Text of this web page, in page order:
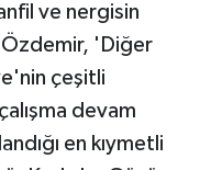
ve nergisin
'Diğer
çeşitli
devam
en kıymetli